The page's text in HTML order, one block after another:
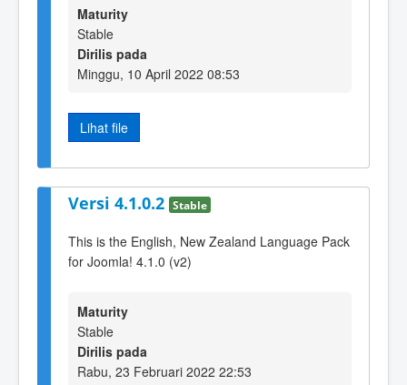
Maturity
Stable
Dirilis pada
Minggu, 10 April 2022 08:53
Lihat file
Versi 4.1.0.2 Stable
This is the English, New Zealand Language Pack
for Joomla! 4.1.0 (v2)
Maturity
Stable
Dirilis pada
Rabu, 23 Februari 2022 22:53